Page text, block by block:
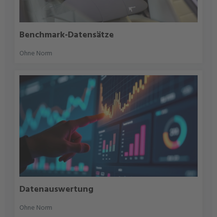
Benchmark‑Datensätze
Ohne Norm
Datenauswertung
Ohne Norm